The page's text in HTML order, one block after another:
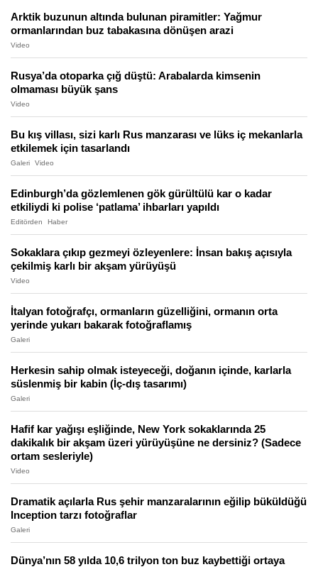
Arktik buzunun altında bulunan piramitler: Yağmur
ormanlarından buz tabakasına dönüşen arazi
Video
Rusya’da otoparka çığ düştü: Arabalarda kimsenin
olmaması büyük şans
Video
Bu kış villası, sizi karlı Rus manzarası ve lüks iç mekanlarla
etkilemek için tasarlandı
Galeri Video
Edinburgh’da gözlemlenen gök gürültülü kar o kadar
etkiliydi ki polise ‘patlama’ ihbarları yapıldı
Editörden Haber
Sokaklara çıkıp gezmeyi özleyenlere: İnsan bakış açısıyla
çekilmiş karlı bir akşam yürüyüşü
Video
İtalyan fotoğrafçı, ormanların güzelliğini, ormanın orta
yerinde yukarı bakarak fotoğraflamış
Galeri
Herkesin sahip olmak isteyeceği, doğanın içinde, karlarla
süslenmiş bir kabin (İç-dış tasarımı)
Galeri
Hafif kar yağışı eşliğinde, New York sokaklarında 25
dakikalık bir akşam üzeri yürüyüşüne ne dersiniz? (Sadece
ortam sesleriyle)
Video
Dramatik açılarla Rus şehir manzaralarının eğilip büküldüğü
Inception tarzı fotoğraflar
Galeri
Dünya’nın 58 yılda 10,6 trilyon ton buz kaybettiği ortaya